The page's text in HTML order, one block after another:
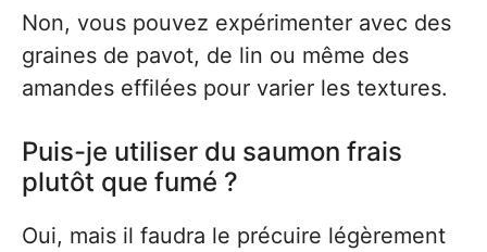
Non, vous pouvez expérimenter avec des
graines de pavot, de lin ou même des
amandes effilées pour varier les textures.
Puis-je utiliser du saumon frais
plutôt que fumé ?
Oui, mais il faudra le précuire légèrement